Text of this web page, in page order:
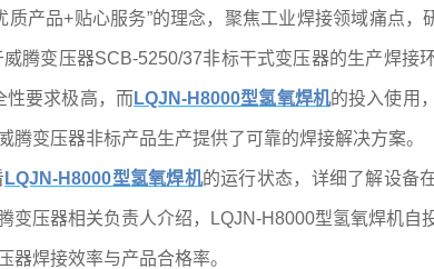
产品+贴心服务”的理念，聚焦工业焊接领域痛点，
腾变压器SCB-5250/37非标干式变压器的生产焊接
性要求极高，而 LQJN-H8000型氢氧焊机的投入使用
变压器非标产品生产提供了可靠的焊接解决方案。
LQJN-H8000型氢氧焊机的运行状态，详细了解设备
压器相关负责人介绍，LQJN-H8000型氢氧焊机自
焊接效率与产品合格率。